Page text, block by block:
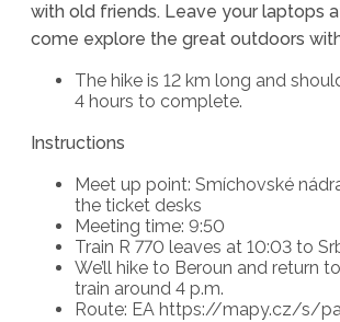
with old friends. Leave your laptops
come explore the great outdoors
The hike is 12 km long and
4 hours to complete.
Instructions
Meet up point: Smíchovské
the ticket desks
Meeting time: 9:50
Train R 770 leaves at 10:03 to
We’ll hike to Beroun and return
train around 4 p.m.
Route: EA https://mapy.cz/s/